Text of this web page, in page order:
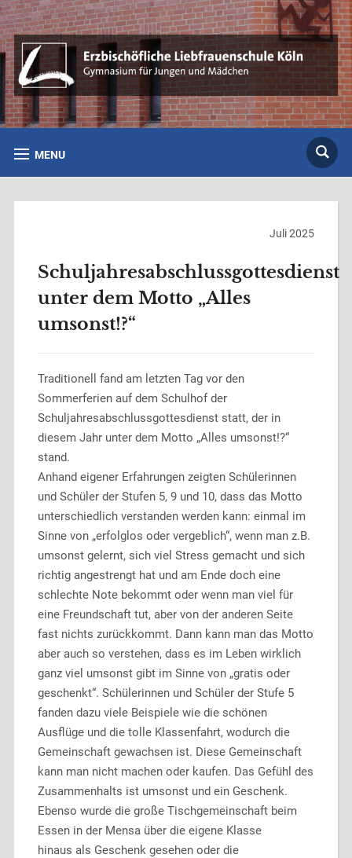
MENU
Juli 2025
Schuljahresabschlussgottesdienst
unter dem Motto „Alles
umsonst!?“
Traditionell fand am letzten Tag vor den
Sommerferien auf dem Schulhof der
Schuljahresabschlussgottesdienst statt, der in
diesem Jahr unter dem Motto „Alles umsonst!?“
stand.
Anhand eigener Erfahrungen zeigten Schülerinnen
und Schüler der Stufen 5, 9 und 10, dass das Motto
unterschiedlich verstanden werden kann: einmal im
Sinne von „erfolglos oder vergeblich“, wenn man z.B.
umsonst gelernt, sich viel Stress gemacht und sich
richtig angestrengt hat und am Ende doch eine
schlechte Note bekommt oder wenn man viel für
eine Freundschaft tut, aber von der anderen Seite
fast nichts zurückkommt. Dann kann man das Motto
aber auch so verstehen, dass es im Leben wirklich
ganz viel umsonst gibt im Sinne von „gratis oder
geschenkt“. Schülerinnen und Schüler der Stufe 5
fanden dazu viele Beispiele wie die schönen
Ausflüge und die tolle Klassenfahrt, wodurch die
Gemeinschaft gewachsen ist. Diese Gemeinschaft
kann man nicht machen oder kaufen. Das Gefühl des
Zusammenhalts ist umsonst und ein Geschenk.
Ebenso wurde die große Tischgemeinschaft beim
Essen in der Mensa über die eigene Klasse
hinaus als Geschenk gesehen oder die